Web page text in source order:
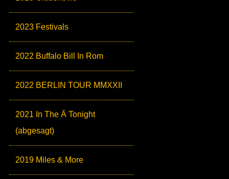
2023 Festivals
2022 Buffalo Bill In Rom
2022 BERLIN TOUR MMXXII
2021 In The Ä Tonight
(abgesagt)
2019 Miles & More